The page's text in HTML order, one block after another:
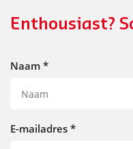
Enthousiast?
Naam *
E-mailadres *